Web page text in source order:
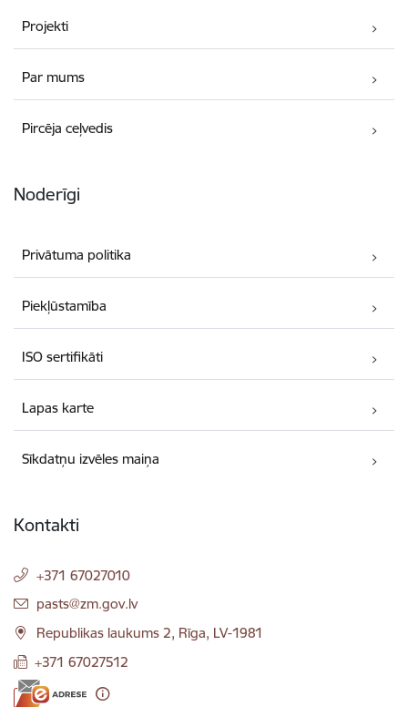
Projekti
Par mums
Pircēja ceļvedis
Noderīgi
Privātuma politika
Piekļūstamība
ISO sertifikāti
Lapas karte
Sīkdatņu izvēles maiņa
Kontakti
+371 67027010
E-pasts:
pasts@zm.gov.lv
Republikas laukums 2, Rīga, LV-1981
+371 67027512